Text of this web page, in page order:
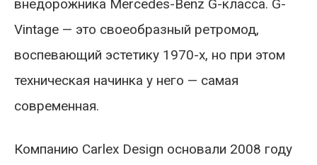
внедорожника Mercedes-Benz G-класса. G-
Vintage — это своеобразный ретромод,
воспевающий эстетику 1970-х, но при этом
техническая начинка у него — самая
современная.
Компанию Carlex Design основали 2008 году